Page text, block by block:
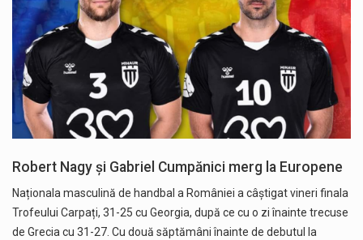
Robert Nagy și Gabriel Cumpănici merg la Europene
Naționala masculină de handbal a României a câștigat vineri finala
Trofeului Carpați, 31-25 cu Georgia, după ce cu o zi înainte trecuse
de Grecia cu 31-27. Cu două săptămâni înainte de debutul la